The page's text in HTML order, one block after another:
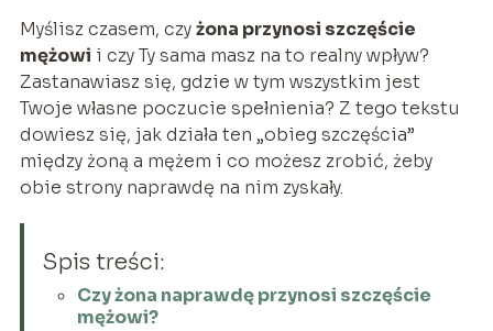
Myślisz czasem, czyżona przynosi szczęście
mężowi i czy Ty sama masz na to realny wpływ?
Zastanawiasz się, gdzie w tym wszystkim jest
Twoje własne poczucie spełnienia? Z tego tekstu
dowiesz się, jak działa ten „obieg szczęścia”
między żoną a mężem i co możesz zrobić, żeby
obie strony naprawdę na nim zyskały.
Spis treści:
Czy żona naprawdę przynosi szczęście
mężowi?